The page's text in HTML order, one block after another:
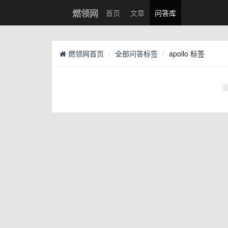
燃领网 首页 文章 问答库
燃领网首页 全部问答标签 apollo 标签